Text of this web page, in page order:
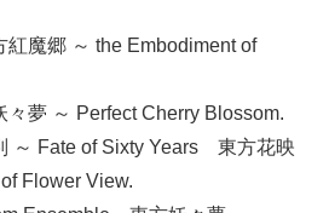
魔郷 ～ the Embodiment of
夢 ～ Perfect Cherry Blossom.
～ Fate of Sixty Years 東方花映
Flower View.